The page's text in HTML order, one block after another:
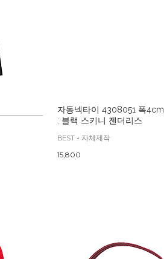
자동넥타이 4308051 폭4cm
: 블랙 스키니 젠더리스
BEST + 자체제작
15,800